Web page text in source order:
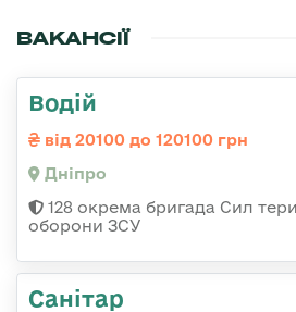
ВАКАНСІЇ
Водій
від 20100 до 120100 грн
Дніпро
128 окрема бригада Сил
оборони ЗСУ
Санітар